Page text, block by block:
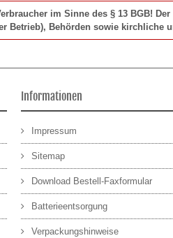
im Sinne des § 13 BGB!
Betrieb), Behörden sowie kirchliche
Informationen
Impressum
Sitemap
Download Bestell-Faxformular
Batterieentsorgung
Verpackungshinweise